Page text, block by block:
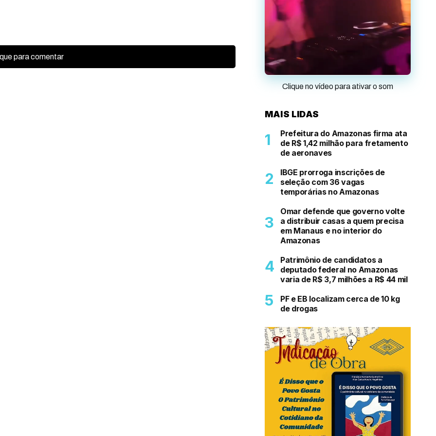
para comentar
Clique no vídeo para ativar o som
MAIS LIDAS
Prefeitura do Amazonas firma ata
de R$ 1,42 milhão para fretamento
de aeronaves
IBGE prorroga inscrições de
seleção com 36 vagas
temporárias no Amazonas
Omar defende que governo volte
a distribuir casas a quem precisa
em Manaus e no interior do
Amazonas
Patrimônio de candidatos a
deputado federal no Amazonas
varia de R$ 3,7 milhões a R$ 44 mil
PF e EB localizam cerca de 10 kg
de drogas